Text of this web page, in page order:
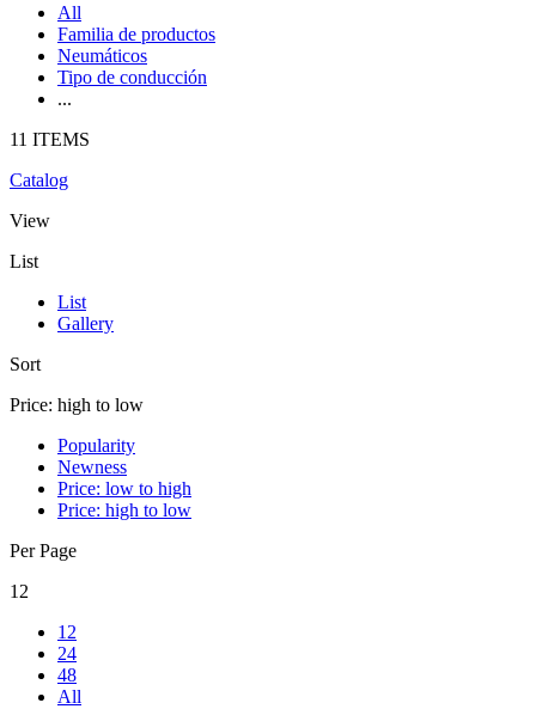
All
Familia de productos
Neumáticos
Tipo de conducción
...
11 ITEMS
Catalog
View
List
List
Gallery
Sort
Price: high to low
Popularity
Newness
Price: low to high
Price: high to low
Per Page
12
12
24
48
All